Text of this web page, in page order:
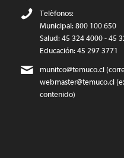
Teléfonos:
Municipal: 800 100 650
Salud: 45 324 4000 - 45
Educación: 45 297 3771
munitco@temuco.cl
webmaster@temuco.cl
contenido)